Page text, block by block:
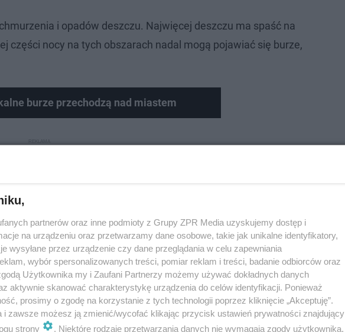
i opadów deszczu. Najwięcej deszczu ma spaść na
części nocy na tych obszarach nadal mogą pojawiać się burze,
burze przechodzą nad miastem
spadnie do około 7 stopni. W centrum kraju termometry pokażą
partnerów oraz inne podmioty z Grupy ZPR Media uzyskujemy dostęp i
na urządzeniu oraz przetwarzamy dane osobowe, takie jak unikalne identyfikatory,
wysyłane przez urządzenie czy dane przeglądania w celu zapewniania
wybór spersonalizowanych treści, pomiar reklam i treści, badanie odbiorców oraz
Użytkownika my i Zaufani Partnerzy możemy używać dokładnych danych
aktywnie skanować charakterystykę urządzenia do celów identyfikacji. Ponieważ
prosimy o zgodę na korzystanie z tych technologii poprzez kliknięcie „Akceptuję”.
i zawsze możesz ją zmienić/wycofać klikając przycisk ustawień prywatności znajdujący
strony
. Niektóre rodzaje przetwarzania danych nie wymagają zgody użytkownika,